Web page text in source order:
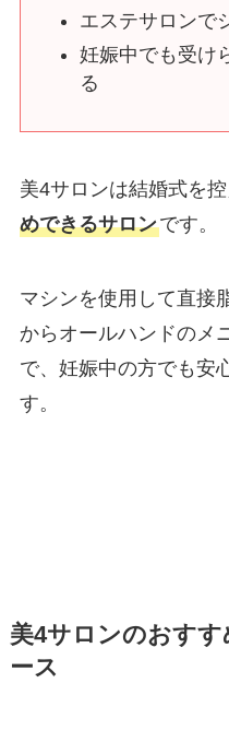
エステサロンで
妊娠中でも受け
る
美4サロンは結婚式を
めできるサロンです。
マシンを使用して直接
からオールハンドのメ
で、妊娠中の方でも安
す。
美4サロンのおすす
ース